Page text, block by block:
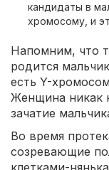
кандидаты в
хромосому, и
Напомним, что
родится
есть Y-
Женщина никак
зачатие
Во время
созревающие
клетками-